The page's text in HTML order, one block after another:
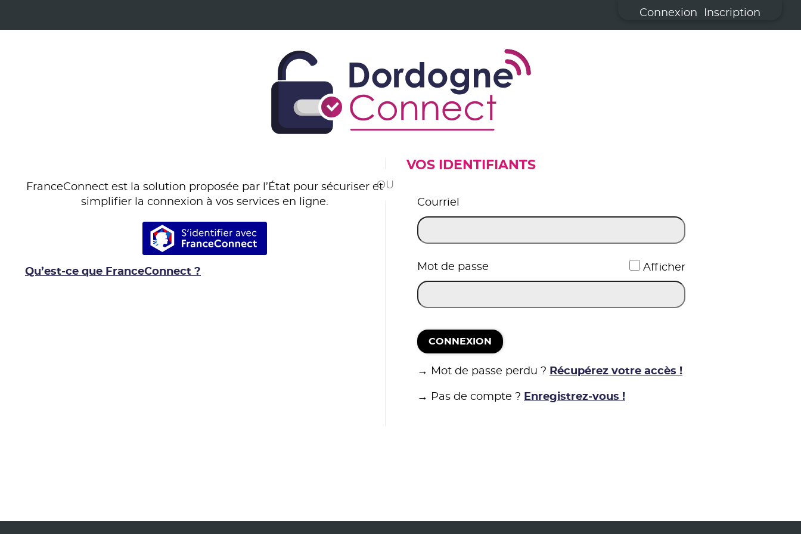
Connexion Inscription
FranceConnect est la solution proposée par l’État pour sécuriser et
simplifier la connexion à vos services en ligne.
S’identifier avec FranceConnect
Qu’est-ce que FranceConnect ?
VOS IDENTIFIANTS
Courriel
*
Mot de passe Afficher
CONNEXION
→ Mot de passe perdu ? Récupérez votre accès !
→ Pas de compte ? Enregistrez-vous !